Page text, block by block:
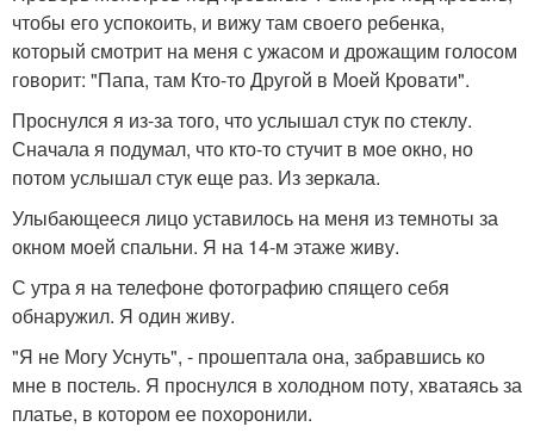
чтобы его успокоить, и вижу там своего ребенка,
который смотрит на меня с ужасом и дрожащим голосом
говорит: "Папа, там Кто-то Другой в Моей Кровати".
Проснулся я из-за того, что услышал стук по стеклу.
Сначала я подумал, что кто-то стучит в мое окно, но
потом услышал стук еще раз. Из зеркала.
Улыбающееся лицо уставилось на меня из темноты за
окном моей спальни. Я на 14-м этаже живу.
С утра я на телефоне фотографию спящего себя
обнаружил. Я один живу.
"Я не Могу Уснуть", - прошептала она, забравшись ко
мне в постель. Я проснулся в холодном поту, хватаясь за
платье, в котором ее похоронили.